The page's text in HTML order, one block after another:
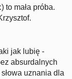
to mała próba.
jak lubię -
absurdalnych
uznania dla